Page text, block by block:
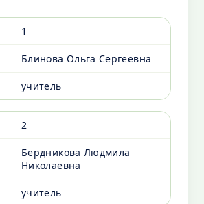
1
Блинова Ольга Сергеевна
учитель
2
Бердникова Людмила
Николаевна
учитель